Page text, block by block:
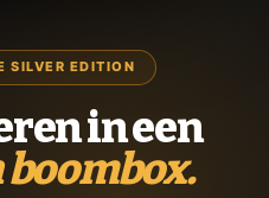
SILVER EDITION
in een